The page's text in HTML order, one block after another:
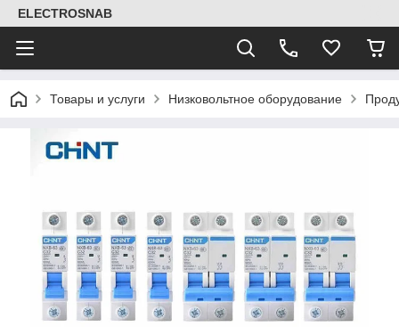
ELECTROSNAB
Товары и услуги Низковольтное оборудование